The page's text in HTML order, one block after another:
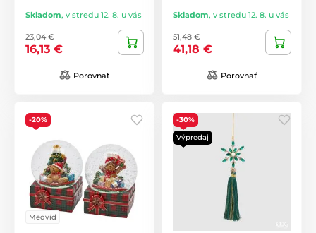
Skladom, v stredu 12. 8. u vás
23,04 €
16,13 €
Porovnať
Skladom, v stredu 12. 8. u vás
51,48 €
41,18 €
Porovnať
-20%
Medvíd
-30%
Výpredaj